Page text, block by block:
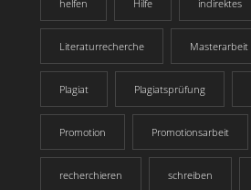
helfen Hilfe indirektes
Literaturrecherche Masterarbeit
Plagiat Plagiatsprüfung
Promotion Promotionsarbeit
recherchieren schreiben